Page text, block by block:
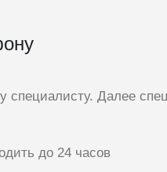
Далее
до 24 часов